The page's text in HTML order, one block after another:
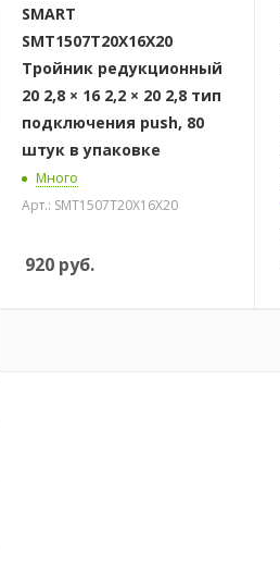
SMART
SMT1507T20X16X20
Тройник редукционный
20 2,8 × 16 2,2 × 20 2,8 тип
подключения push, 80
штук в упаковке
Много
Арт.: SMT1507T20X16X20
920 руб.